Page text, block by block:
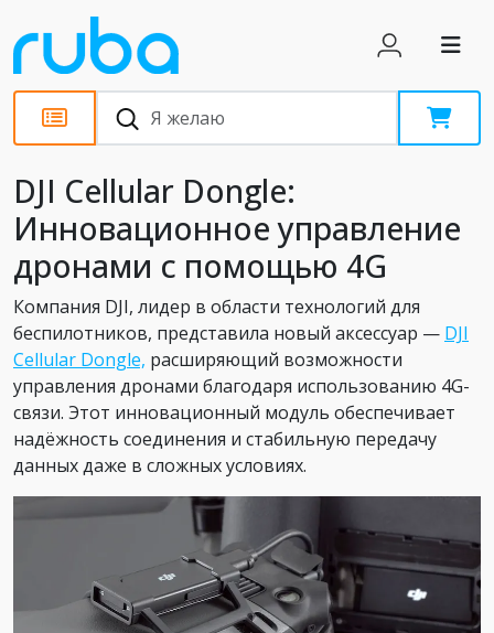
Новости
DJI Cellular Dongle:
Инновационное управление
дронами с помощью 4G
Компания DJI, лидер в области технологий для
беспилотников, представила новый аксессуар — DJI
Cellular Dongle, расширяющий возможности
управления дронами благодаря использованию 4G-
связи. Этот инновационный модуль обеспечивает
надёжность соединения и стабильную передачу
данных даже в сложных условиях.